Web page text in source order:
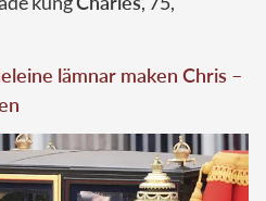
lämnar maken Chris –